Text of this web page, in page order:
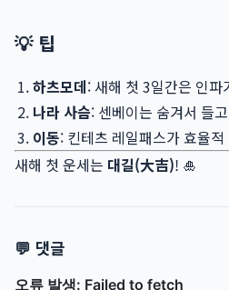
💡 팁
하츠모데: 새해 첫 3일간은 인
나라 사슴: 센베이는 숨겨서 들
이동: 킨테츠 레일패스가 효율적
새해 첫 운세는 대길(大吉)! 🎍
💬 댓글